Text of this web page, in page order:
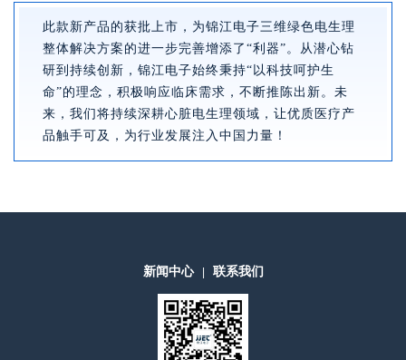
此款新产品的获批上市，为锦江电子三维绿色电生理
整体解决方案的进一步完善增添了“利器”。从潜心钻
研到持续创新，锦江电子始终秉持“以科技呵护生
命”的理念，积极响应临床需求，不断推陈出新。未
来，我们将持续深耕心脏电生理领域，让优质医疗产
品触手可及，为行业发展注入中国力量！
新闻中心| 联系我们